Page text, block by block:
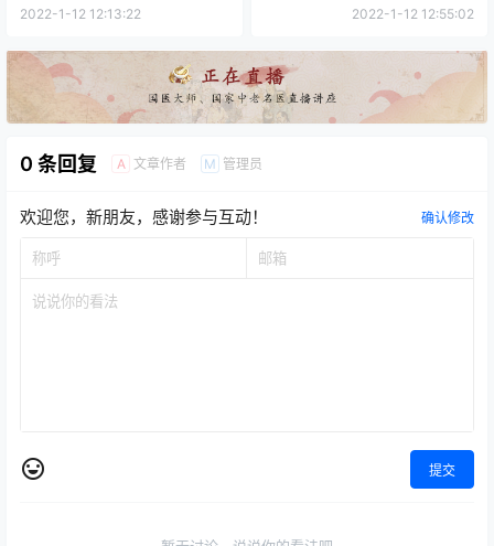
2022-1-12 12:13:22 2022-1-12 12:55:02
0 条回复 A 文章作者 M 管理员
欢迎您，新朋友，感谢参与互动！ 确认修改
提交